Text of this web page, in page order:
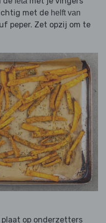
met de helft van
peper. Zet opzij om te
op onderzetters